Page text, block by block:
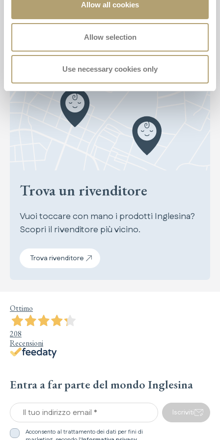
Allow all cookies
Allow selection
Use necessary cookies only
Trova un rivenditore
Vuoi toccare con mano i prodotti Inglesina?
Scopri il rivenditore più vicino.
Trova rivenditore
Ottimo
208
Recensioni
Entra a far parte del mondo Inglesina
Il tuo indirizzo email *
Acconsento al trattamento dei dati per fini di
Iscriviti